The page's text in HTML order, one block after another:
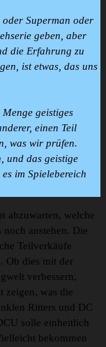
oder Superman oder
geben, aber
die Erfahrung zu
ist etwas, das uns
geistiges
einen Teil
was wir prüfen.
und das geistige
im Spielebereich
abzuwarten, welche
anstehen. Die
Teilverkäufe
Ob dies mit der
verbessern,
zeigen, was die
Ritters und DC
solle einheitlich
bekommen